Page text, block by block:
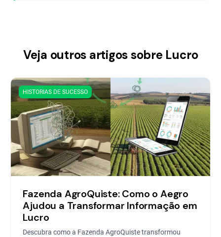
Veja outros artigos sobre Lucro
HISTORIAS DE SUCESSO
Fazenda AgroQuiste: Como o Aegro
Ajudou a Transformar Informação em
Lucro
Descubra como a Fazenda AgroQuiste transformou